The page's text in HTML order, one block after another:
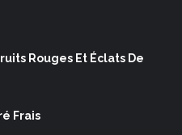
Rouges Et Éclats De
Frais